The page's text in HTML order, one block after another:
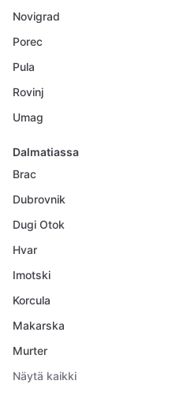
Novigrad
Porec
Pula
Rovinj
Umag
Dalmatiassa
Brac
Dubrovnik
Dugi Otok
Hvar
Imotski
Korcula
Makarska
Murter
Näytä kaikki